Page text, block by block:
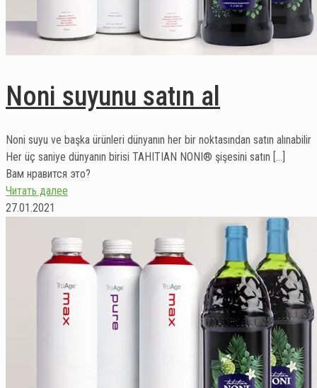
Noni suyunu satın al
Noni suyu ve başka ürünleri dünyanın her bir noktasından satın alınabilir
Her üç saniye dünyanın birisi TAHITIAN NONI® şişesini satın […]
Вам нравится это?
Читать далее
27.01.2021